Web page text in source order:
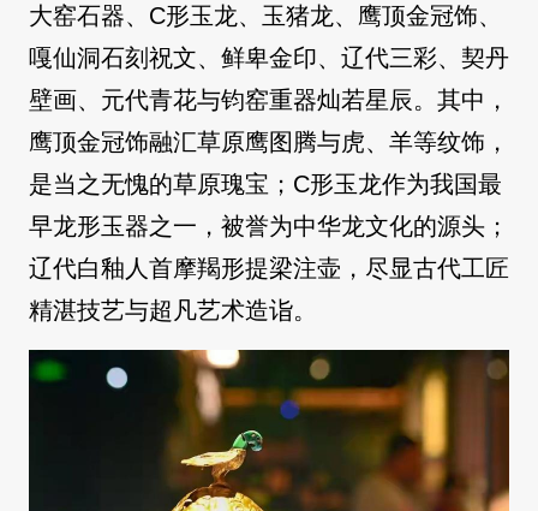
大窑石器、C形玉龙、玉猪龙、鹰顶金冠饰、
嘎仙洞石刻祝文、鲜卑金印、辽代三彩、契丹
壁画、元代青花与钧窑重器灿若星辰。其中，
鹰顶金冠饰融汇草原鹰图腾与虎、羊等纹饰，
是当之无愧的草原瑰宝；C形玉龙作为我国最
早龙形玉器之一，被誉为中华龙文化的源头；
辽代白釉人首摩羯形提梁注壶，尽显古代工匠
精湛技艺与超凡艺术造诣。